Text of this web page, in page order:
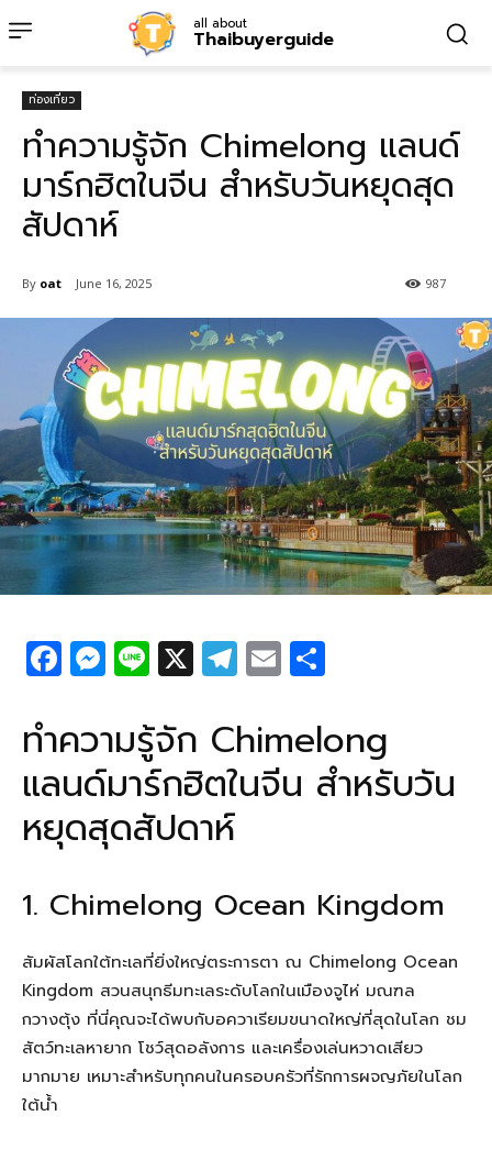
all about
Thaibuyerguide
ท่องเที่ยว
ทำความรู้จัก Chimelong แลนด์
มาร์กฮิตในจีน สำหรับวันหยุดสุด
สัปดาห์
By oat June 16, 2025 987
F
a
c
e
b
o
k
M
e
ss
e
n
g
Li
n
e
X T
el
e
g
ra
E
m
ail ar
e
ทำความรู้จัก Chimelong
แลนด์มาร์กฮิตในจีน สำหรับวัน
หยุดสุดสัปดาห์
1. Chimelong Ocean Kingdom
สัมผัสโลกใต้ทะเลที่ยิ่งใหญ่ตระการตา ณ Chimelong Ocean
Kingdom สวนสนุกธีมทะเลระดับโลกในเมืองจูไห่ มณฑล
กวางตุ้ง ที่นี่คุณจะได้พบกับอควาเรียมขนาดใหญ่ที่สุดในโลก ชม
สัตว์ทะเลหายาก โชว์สุดอลังการ และเครื่องเล่นหวาดเสียว
มากมาย เหมาะสำหรับทุกคนในครอบครัวที่รักการผจญภัยในโลก
ใต้น้ำ